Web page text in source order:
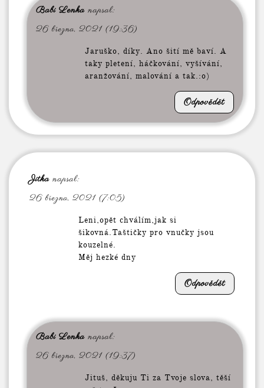
Babi Lenka napsal:
26 března, 2021 (19:36)
Jaruško, díky. Ano šití mě baví. A
taky pletení, háčkování, vyšívání,
aranžování, malování a tak.:o)
Odpovědět
Jitka napsal:
26 března, 2021 (7:05)
Leni,opět chválím,jak si
šikovná.Taštičky pro vnučky jsou
kouzelné.
Měj hezké dny
Odpovědět
Babi Lenka napsal:
26 března, 2021 (19:37)
Jituš, děkuju Ti za Tvoje slova, těší